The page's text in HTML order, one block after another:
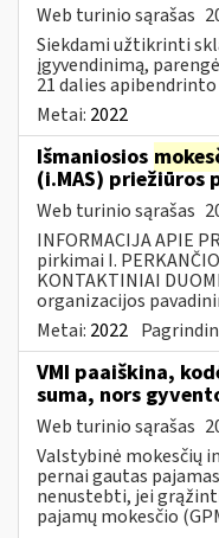
Web turinio sąrašas
Siekdami užtikrinti
įgyvendinimą,
21 dalies
Metai: 2022
Išmaniosios
(i.MAS) priežiūros
Web turinio sąrašas
INFORMACIJA APIE
pirkimai I.
KONTAKTINIAI
organizacijos
Metai: 2022
VMI paaiškina,
suma, nors
Web turinio sąrašas
Valstybinė mokesčių
pernai gautas
nenustebti, jei
pajamų mokesčio